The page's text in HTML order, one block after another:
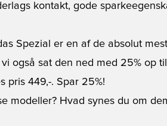
kontakt, gode
Spezial er en af de absolut
også sat den ned med 25% op
pris 449,-. Spar 25%!
modeller? Hvad synes du om